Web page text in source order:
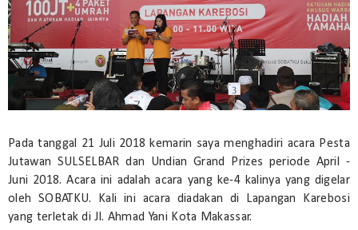
Pada tanggal 21 Juli 2018 kemarin saya menghadiri acara Pesta
Jutawan SULSELBAR dan Undian Grand Prizes periode April -
Juni 2018. Acara ini adalah acara yang ke-4 kalinya yang digelar
oleh SOBATKU. Kali ini acara diadakan di Lapangan Karebosi
yang terletak di Jl. Ahmad Yani Kota Makassar.